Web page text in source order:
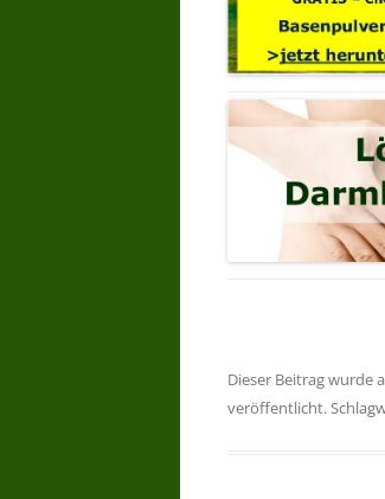
Dieser Beitrag wurde
veröffentlicht.